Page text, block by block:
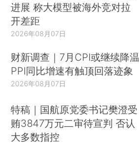
进展 称大模型被海外竞对拉
开差距
2026年08月07日
财新调查｜7月CPI或继续降温
PPI同比增速有触顶回落迹象
2026年08月07日
特稿｜国航原党委书记樊澄受
贿3847万元二审待宣判 否认
大多数指控